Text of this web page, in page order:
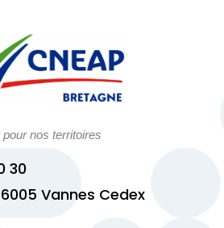
nos territoires
Vannes Cedex
30